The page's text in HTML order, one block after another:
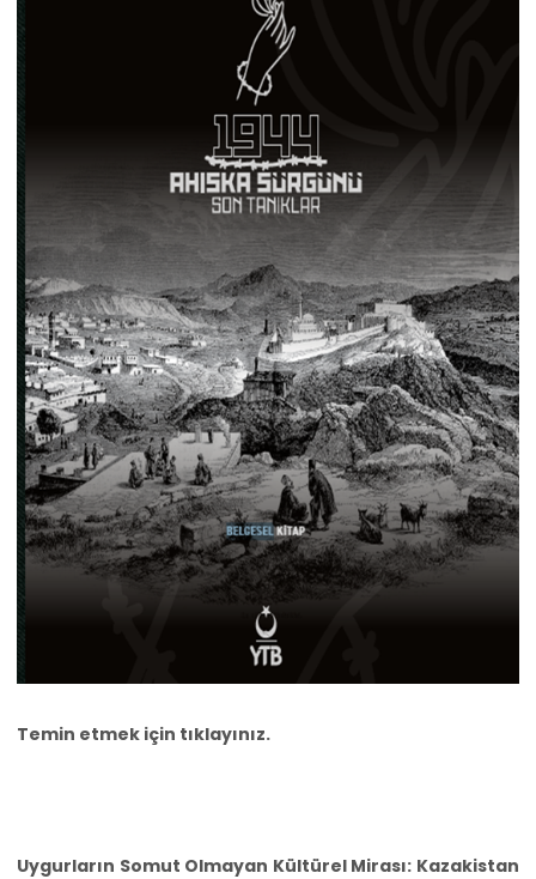
Temin etmek için tıklayınız.
Uygurların Somut Olmayan Kültürel Mirası: Kazakistan